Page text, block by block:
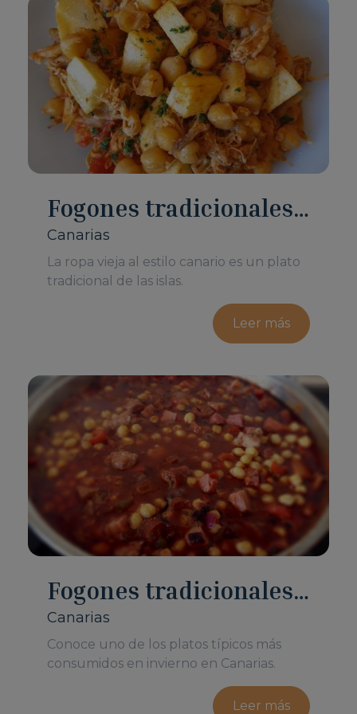
Fogones tradicionales
canarios: ropa vieja
Canarias
La ropa vieja al estilo canario es un plato
tradicional de las islas.
Leer más
Fogones tradicionales
canarios: garbanzada
Canarias
Conoce uno de los platos típicos más
consumidos en invierno en Canarias.
Leer más